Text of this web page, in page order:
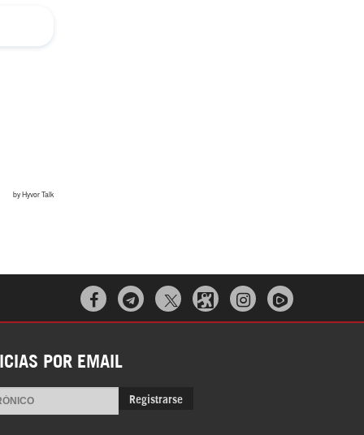
  
POR EMAIL
Registrarse